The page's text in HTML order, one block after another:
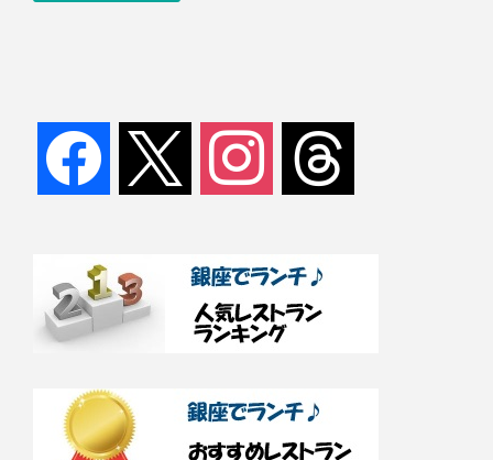
facebook instagram threads